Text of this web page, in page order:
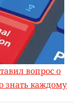
вопрос о
знать каждому